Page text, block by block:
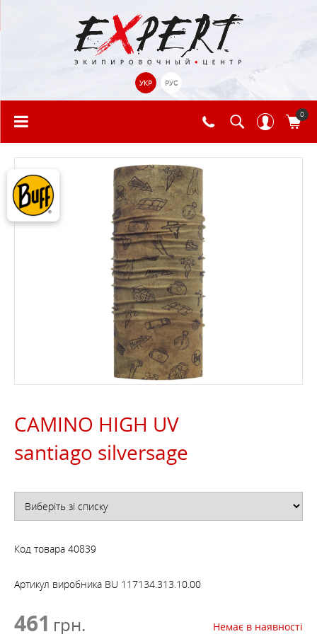
УКР РУС
0
CAMINO HIGH UV
santiago silversage
Код товара 40839
Артикул виробника BU 117134.313.10.00
461 грн. Немає в наявності